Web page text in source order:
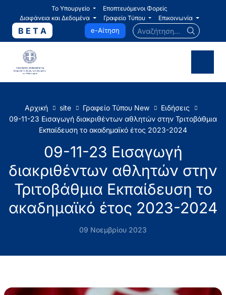
Το Υπουργείο
Εποπτευόμενοι Φορείς
Διαφάνεια και Δεδομένα
Γραφείο Τύπου Επικοινωνία
B E T A e-Αίτηση Αναζήτηση...
Αρχική site Γραφείο Τύπου New
Ειδήσεις
09-11-23 Εισαγωγή διακριθέντων αθλητών στην Τριτοβάθμια
Εκπαίδευση το ακαδημαϊκό έτος 2023-2024
09-11-23 Εισαγωγή
διακριθέντων αθλητών στην
Τριτοβάθμια Εκπαίδευση το
ακαδημαϊκό έτος 2023-2024
09 Νοεμβρίου 2023